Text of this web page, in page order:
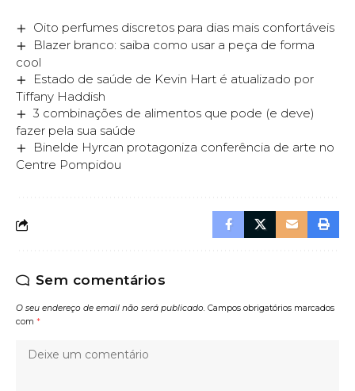
Oito perfumes discretos para dias mais confortáveis
Blazer branco: saiba como usar a peça de forma
cool
Estado de saúde de Kevin Hart é atualizado por
Tiffany Haddish
3 combinações de alimentos que pode (e deve)
fazer pela sua saúde
Binelde Hyrcan protagoniza conferência de arte no
Centre Pompidou
Sem comentários
O seu endereço de email não será publicado. Campos obrigatórios marcados
com *